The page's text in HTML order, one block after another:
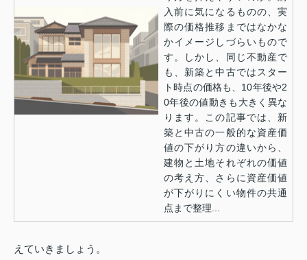
入前に気になるものの、実
際の価格推移まではなかな
かイメージしづらいもので
す。しかし、同じ不動産で
も、新築と中古ではスター
ト時点の価格も、10年後や2
0年後の値動きも大きく異な
ります。この記事では、新
築と中古の一般的な資産価
値の下がり方の違いから、
建物と土地それぞれの価値
の考え方、さらに資産価値
が下がりにくい物件の共通
点まで整理...
えていきましょう。